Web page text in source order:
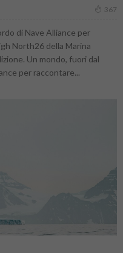
367
di Nave Alliance per
North26 della Marina
Un mondo, fuori dal
per raccontare...